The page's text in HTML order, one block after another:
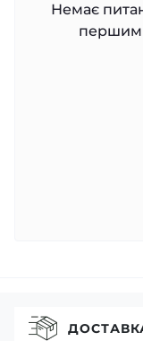
Немає
першим